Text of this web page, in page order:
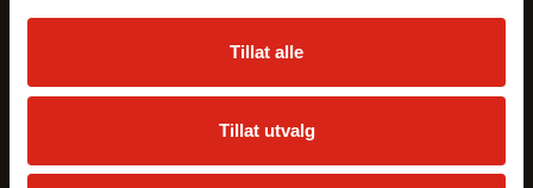
Tillat alle
Tillat utvalg